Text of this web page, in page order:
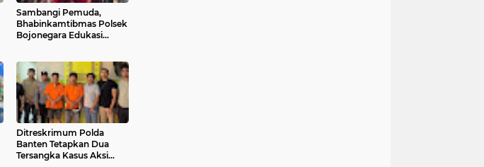
Sambangi Pemuda,
Bhabinkamtibmas Polsek
Bojonegara Edukasi
Ditreskrimum Polda
Banten Tetapkan Dua
Tersangka Kasus Aksi